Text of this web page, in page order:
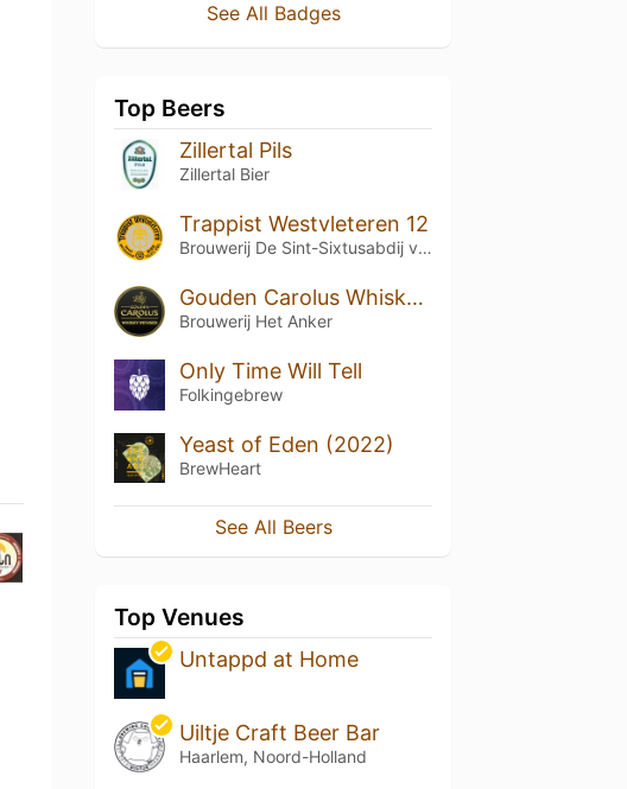
See All Badges
Top Beers
Zillertal Pils
Zillertal Bier
Trappist Westvleteren 12
Brouwerij De Sint-Sixtusabdij van Westvleteren
Gouden Carolus Whisky Infused
Brouwerij Het Anker
Only Time Will Tell
Folkingebrew
Yeast of Eden (2022)
BrewHeart
See All Beers
Top Venues
Untappd at Home
Uiltje Craft Beer Bar
Haarlem, Noord-Holland